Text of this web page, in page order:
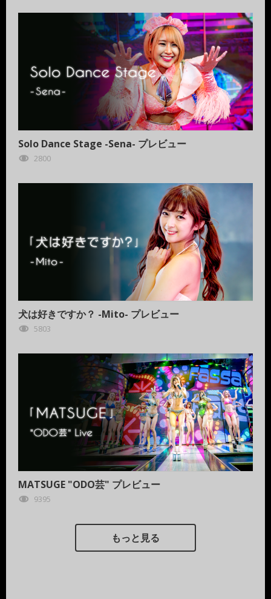
Solo Dance Stage -Sena- プレビュー
2800
犬は好きですか？ -Mito- プレビュー
5803
MATSUGE "ODO芸" プレビュー
9395
もっと見る